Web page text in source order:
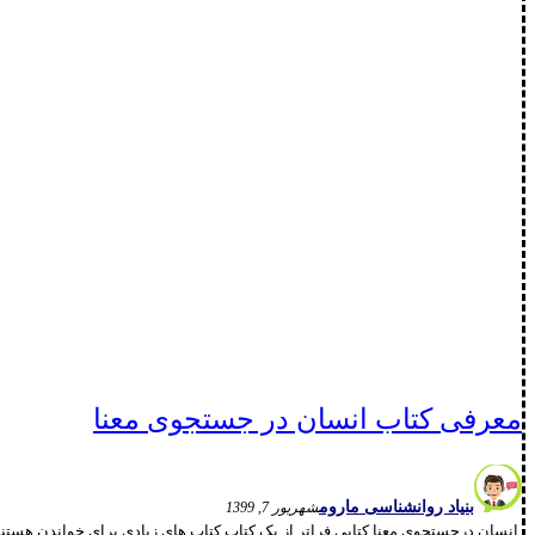
معرفی کتاب انسان در جستجوی معنا
بنیاد روانشناسی مارومشهریور 7, 1399
انسان درجستجوی معنا کتابی فراتر از یک کتاب کتاب های زیادی برای خواندن